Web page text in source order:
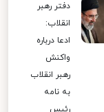
دفتر رهبر
انقلاب:
ادعا درباره
واکنش
رهبر انقلاب
به نامه
رئیس